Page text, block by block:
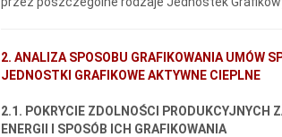
2. ANALIZA SPOSOBU GRAFIKOWANIA UMÓW
JEDNOSTKI GRAFIKOWE AKTYWNE CIEPLNE
2.1. POKRYCIE ZDOLNOŚCI PRODUKCYJNYCH
ENERGII I SPOSÓB ICH GRAFIKOWANIA